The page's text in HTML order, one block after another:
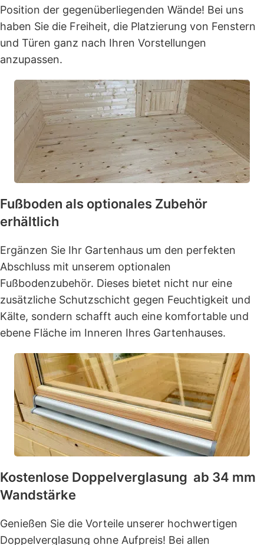
Position der gegenüberliegenden Wände! Bei uns
haben Sie die Freiheit, die Platzierung von Fenstern
und Türen ganz nach Ihren Vorstellungen
anzupassen.
Fußboden als optionales Zubehör
erhältlich
Ergänzen Sie Ihr Gartenhaus um den perfekten
Abschluss mit unserem optionalen
Fußbodenzubehör. Dieses bietet nicht nur eine
zusätzliche Schutzschicht gegen Feuchtigkeit und
Kälte, sondern schafft auch eine komfortable und
ebene Fläche im Inneren Ihres Gartenhauses.
Kostenlose Doppelverglasung ab 34 mm
Wandstärke
Genießen Sie die Vorteile unserer hochwertigen
Doppelverglasung ohne Aufpreis! Bei allen